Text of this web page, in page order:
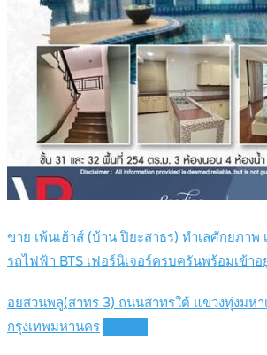
ขาย เพ้นเฮ้าส์ (บ้าน ปิยะสาธร) ทำเลศักยภาพ
รถไฟฟ้า BTS เฟอร์นิเจอร์ครบครันพร้อมเข้าอ
อยสวนพลู(สาทร 3) ถนนสาทรใต้ แขวงทุ่งมหา
กรุงเทพมหานคร